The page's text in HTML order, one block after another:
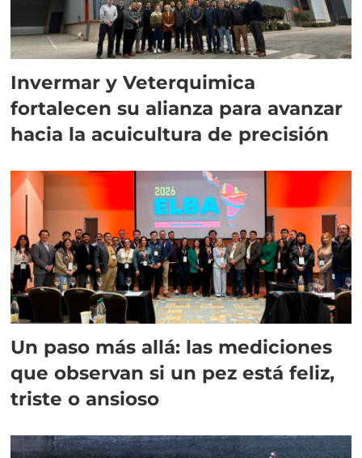
Invermar y Veterquimica
fortalecen su alianza para avanzar
hacia la acuicultura de precisión
Un paso más allá: las mediciones
que observan si un pez está feliz,
triste o ansioso